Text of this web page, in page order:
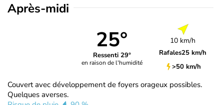
Après-midi
25°
Ressenti 29°
en raison de l'humidité
10 km/h
Rafales25 km/h
>50 km/h
Couvert avec développement de foyers orageux possibles.
Quelques averses.